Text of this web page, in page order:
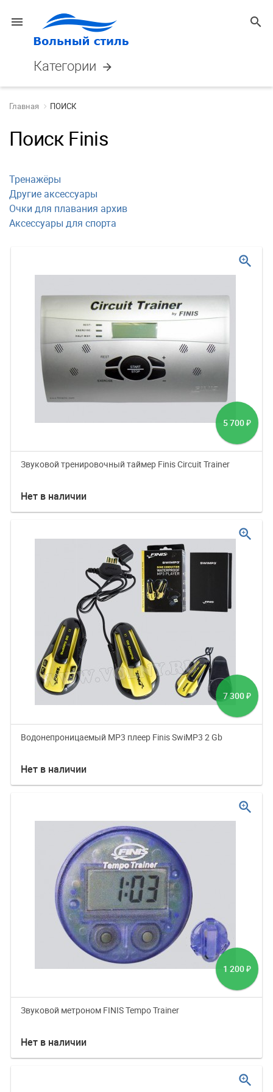
menu search
Категории arrow_forward
Главная ПОИСК
Поиск Finis
Тренажёры
Другие аксессуары
Очки для плавания архив
Аксессуары для спорта
5 700 ₽
Звуковой тренировочный таймер Finis Circuit Trainer
Нет в наличии
zoom_in
7 300 ₽
Водонепроницаемый МР3 плеер Finis SwiMP3 2 Gb
Нет в наличии
zoom_in
1 200 ₽
Звуковой метроном FINIS Tempo Trainer
Нет в наличии
zoom_in
zoom_in